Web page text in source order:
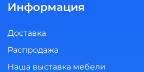
Информация
Доставка
Распродажа
Наша выставка мебели